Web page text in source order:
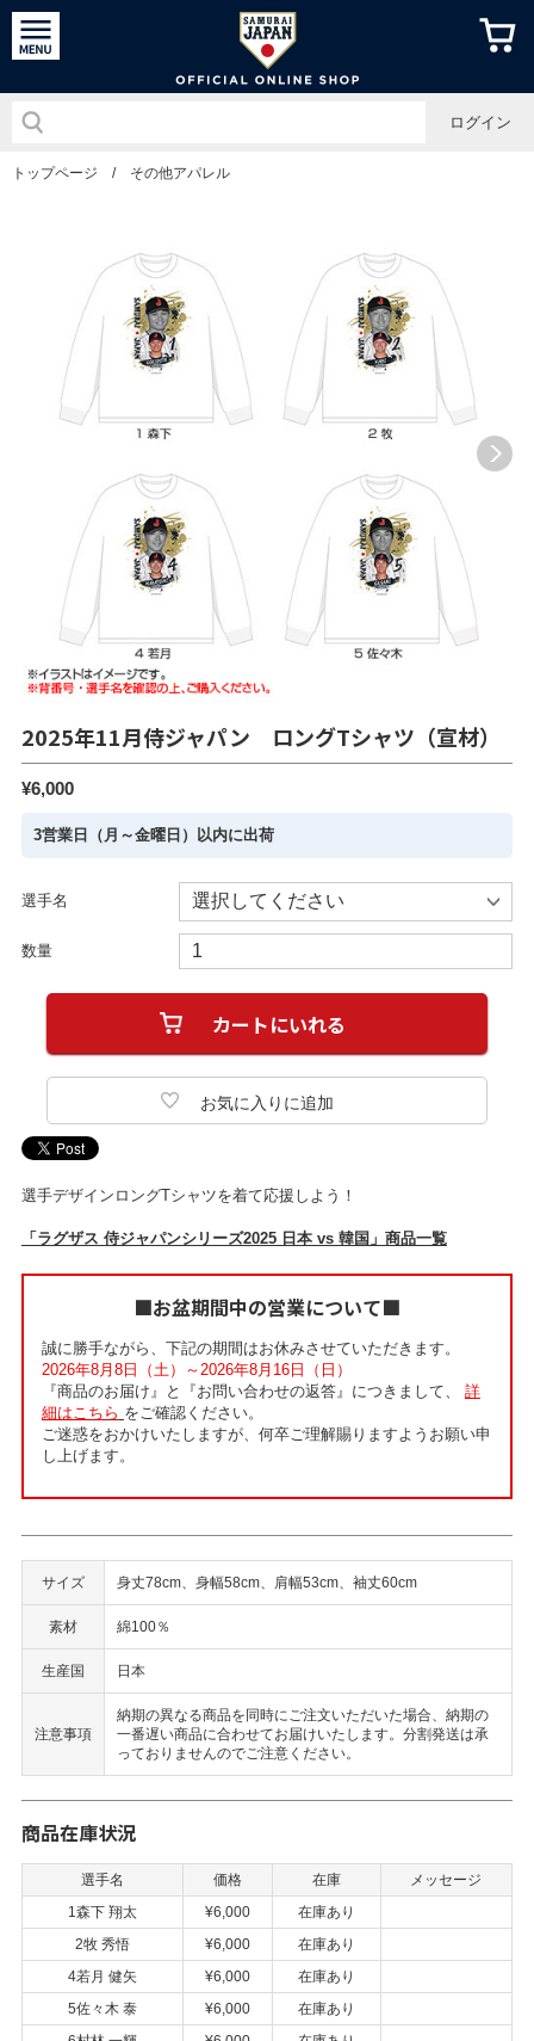
侍ジャパ
ログイン
トップページ / その他アパレル
2025年11月侍ジャパン ロングTシャツ（宣材）
¥6,000
3営業日（月～金曜日）以内に出荷
選手名
数量
選手デザインロングTシャツを着て応援しよう！
「ラグザス 侍ジャパンシリーズ2025 日本 vs 韓国」商品一覧
■お盆期間中の営業について■
誠に勝手ながら、下記の期間はお休みさせていただきます。
2026年8月8日（土）～2026年8月16日（日）
『商品のお届け』と『お問い合わせの返答』につきまして、 詳
細はこちら をご確認ください。
ご迷惑をおかけいたしますが、何卒ご理解賜りますようお願い申
し上げます。
サイズ 身丈78cm、身幅58cm、肩幅53cm、袖丈60cm
素材 綿100％
生産国 日本
注意事項
納期の異なる商品を同時にご注文いただいた場合、納期の
一番遅い商品に合わせてお届けいたします。分割発送は承
っておりませんのでご注意ください。
商品在庫状況
選手名 価格 在庫
メッセージ
1森下 翔太
¥6,000
在庫あり
2牧 秀悟
¥6,000
在庫あり
4若月 健矢
¥6,000
在庫あり
5佐々木 泰
¥6,000
在庫あり